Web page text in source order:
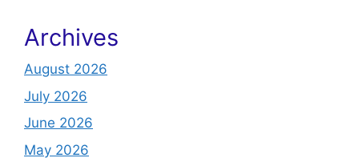
Archives
August 2026
July 2026
June 2026
May 2026